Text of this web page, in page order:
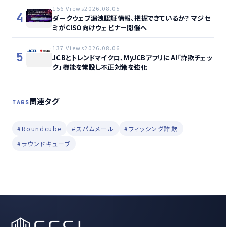
4
156 Views2026.08.05
ダークウェブ漏洩認証情報、把握できているか？ マジセ
ミがCISO向けウェビナー開催へ
5
137 Views2026.08.06
JCBとトレンドマイクロ、MyJCBアプリにAI「詐欺チェッ
ク」機能を常設し不正対策を強化
TAGS関連タグ
#Roundcube #スパムメール
#フィッシング詐欺
#ラウンドキューブ